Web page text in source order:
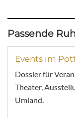
Passende
Events im
Dossier für
Theater,
Umland.